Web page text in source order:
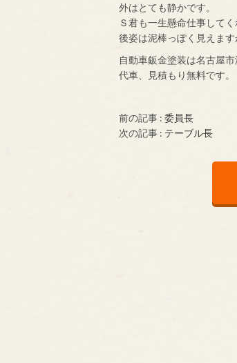
外はとても静かです。
Ｓ君も一生懸命仕事してく
後姿は泥棒っぽく見えま
自動車鈑金塗装は名古屋
代車、見積もり無料です
前の記事 : 委員長
次の記事 : テーブル長